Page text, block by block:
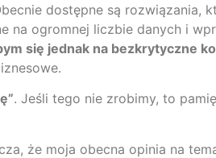
dostępne są rozwiązania,
na ogromnej liczbie danych i
się jednak na bezkrytyczne
. Jeśli tego nie zrobimy, to
że moja obecna opinia na